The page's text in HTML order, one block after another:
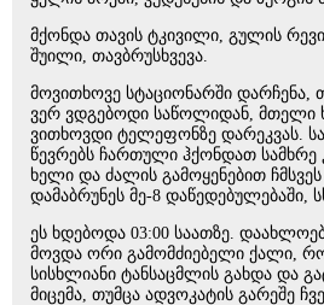
მქონდა თავის ტკივილი, გულის
შუილი, თავბრუსხვევა.
მოვითხოვე სტაციონარში დარჩენა,
ვერ ვდგებოდი საწოლიდან, მთელი
ვითხოვდი ტელეფონზე დარეკვას.
წევრებს ჩართული ჰქონდათ სამხრე
ხელი და ძალის გამოყენებით ჩმსვეს
დამაბრუნეს მე-8 დაწედებულებაში,
ეს ხდებოდა 03:00 საათზე.
მოვდა ორი გამომძიებელი ქალი,
სისხლიანი ტანსაცმლის გახდა და
მიცემა, თუმცა ადვოკატის გარეშე